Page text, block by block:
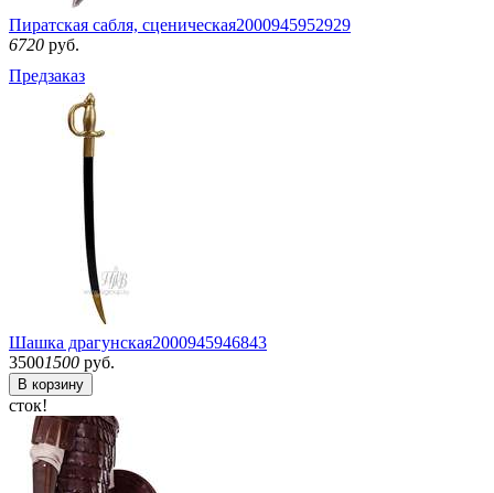
Пиратская сабля, сценическая2000945952929
6720 руб.
Предзаказ
Шашка драгунская2000945946843
35001500 руб.
В корзину
сток!